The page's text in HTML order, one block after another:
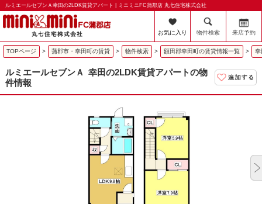
ルミエールセブンＡ幸田の2LDK賃貸アパート | ミニミニFC蒲郡店 丸七住宅株式会社
お気に入り 物件検索 来店予約
TOPページ > 蒲郡市・幸田町の賃貸 > 物件検索 > 額田郡幸田町の賃貸情報一覧 > 幸
ルミエールセブンＡ 幸田の2LDK賃貸アパートの物
件情報